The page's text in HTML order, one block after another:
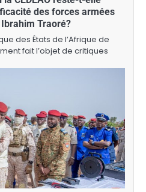
des forces armées
Traoré?
des États de l’Afrique de
fait l’objet de critiques